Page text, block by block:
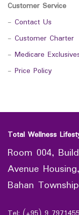
Customer Service
- Contact Us
- Customer Charter
- Medicare
- Price Policy
Total Wellness
Room 004,
Avenue
Bahan